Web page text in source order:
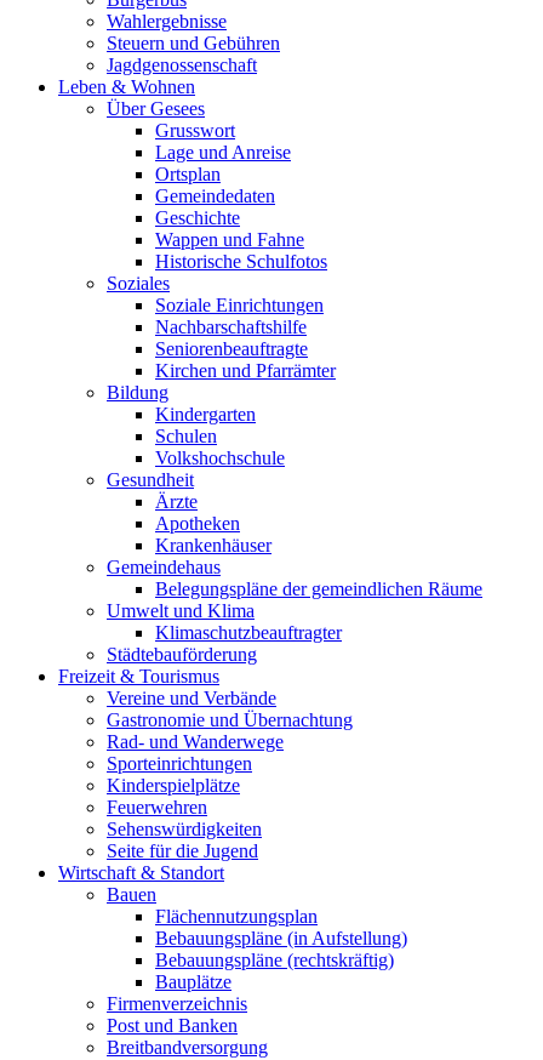
Wahlergebnisse
Steuern und Gebühren
Jagdgenossenschaft
Leben & Wohnen
Über Gesees
Grusswort
Lage und Anreise
Ortsplan
Gemeindedaten
Geschichte
Wappen und Fahne
Historische Schulfotos
Soziales
Soziale Einrichtungen
Nachbarschaftshilfe
Seniorenbeauftragte
Kirchen und Pfarrämter
Bildung
Kindergarten
Schulen
Volkshochschule
Gesundheit
Ärzte
Apotheken
Krankenhäuser
Gemeindehaus
Belegungspläne der gemeindlichen Räume
Umwelt und Klima
Klimaschutzbeauftragter
Städtebauförderung
Freizeit & Tourismus
Vereine und Verbände
Gastronomie und Übernachtung
Rad- und Wanderwege
Sporteinrichtungen
Kinderspielplätze
Feuerwehren
Sehenswürdigkeiten
Seite für die Jugend
Wirtschaft & Standort
Bauen
Flächennutzungsplan
Bebauungspläne (in Aufstellung)
Bebauungspläne (rechtskräftig)
Bauplätze
Firmenverzeichnis
Post und Banken
Breitbandversorgung